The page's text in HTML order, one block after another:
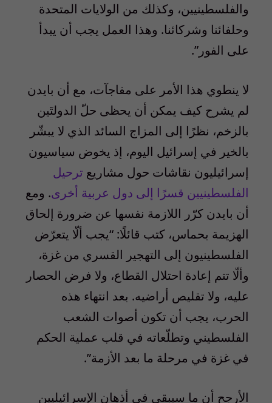
والفلسطينيين، وكذلك من الولايات المتحدة
وحلفائنا وشركائنا. وهذا العمل يجب أن يبدأ
على الفور”.
لا ينطوي هذا الأمر على مفاجآت، مع أن بايدن
لم يشرح كيف يمكن أن يحظى حلّ الدولتَين
بالزخم، نظرًا إلى المزاج السائد الذي لا يبشّر
بالخير في إسرائيل اليوم، إذ يخوض سياسيون
إسرائيليون نقاشات حول مشاريع ترحيل
الفلسطينيين قسرًا إلى دول عربية أخرى. ومع
أن بايدن كرّر اللازمة نفسها عن ضرورة إلحاق
الهزيمة بحماس، كتب قائلًا: “يجب ألّا يتعرّض
الفلسطينيون إلى التهجير القسري من غزة،
وألّا تتم إعادة احتلال القطاع، ولا فرض الحصار
عليه، ولا تقليص أراضيه. بعد انتهاء هذه
الحرب، يجب أن تكون أصوات الشعب
الفلسطيني وتطلّعاته في قلب عملية الحكم
في غزة في مرحلة ما بعد الأزمة”.
الأرجح أن ما سيبقى في أذهان الإسرائيليين